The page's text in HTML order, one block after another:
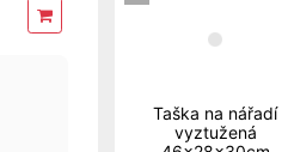
Taška na nářadí
vyztužená